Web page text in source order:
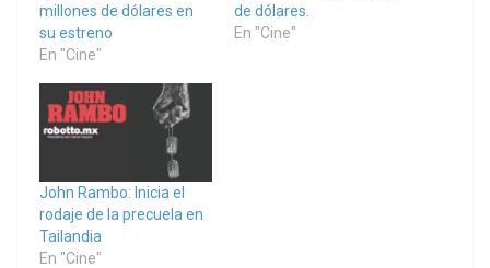
millones de dólares en
su estreno
En "Cine"
de dólares.
En "Cine"
John Rambo: Inicia el
rodaje de la precuela en
Tailandia
En "Cine"